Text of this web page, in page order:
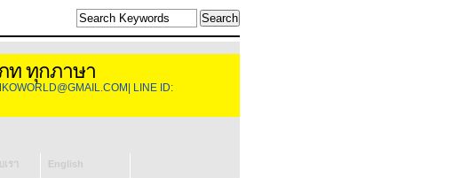
ท ทุกภาษา
LINE ID:
เรา English